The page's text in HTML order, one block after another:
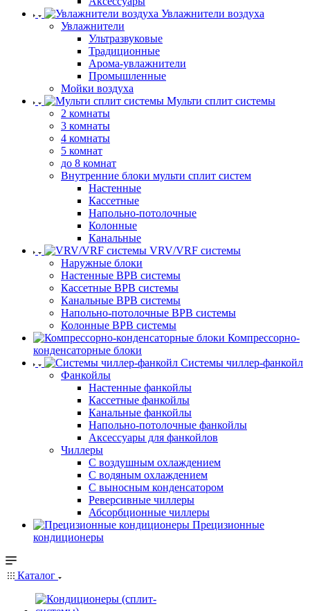
Увлажнители воздуха
Увлажнители
Ультразвуковые
Традиционные
Арома-увлажнители
Промышленные
Мойки воздуха
Мульти сплит системы
2 комнаты
3 комнаты
4 комнаты
5 комнат
до 8 комнат
Внутренние блоки мульти сплит систем
Настенные
Кассетные
Напольно-потолочные
Колонные
Канальные
VRV/VRF системы
Наружные блоки
Настенные ВРВ системы
Кассетные ВРВ системы
Канальные ВРВ системы
Напольно-потолочные ВРВ системы
Колонные ВРВ системы
Компрессорно-
конденсаторные блоки
Системы чиллер-фанкойл
Фанкойлы
Настенные фанкойлы
Кассетные фанкойлы
Канальные фанкойлы
Напольно-потолочные фанкойлы
Аксессуары для фанкойлов
Чиллеры
С воздушным охлаждением
С водяным охлаждением
С выносным конденсатором
Реверсивные чиллеры
Абсорбционные чиллеры
Прецизионные
кондиционеры
Каталог